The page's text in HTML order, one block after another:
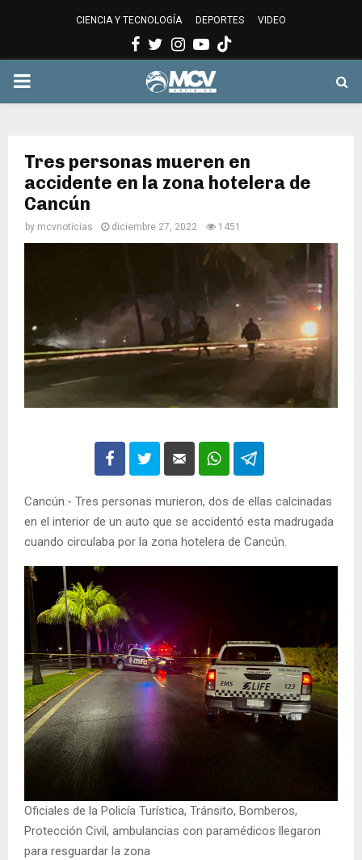
CIENCIA Y TECNOLOGÍA DEPORTES VIDEO
Facebook
Twitter
Instagram
Youtube
PRIMARY
Tres personas mueren en
accidente en la zona hotelera de
Cancún
by mcvnoticias diciembre 27, 2022 1451
Cancún.- Tres personas murieron, dos de ellas calcinadas
en el interior de un auto que se accidentó esta madrugada
cuando circulaba por la zona hotelera de Cancún.
Oficiales de la Policía Turística, Tránsito, Bomberos,
Protección Civil, ambulancias con paramédicos llegaron
para resguardar la zona